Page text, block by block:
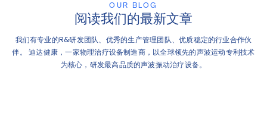
OUR BLOG
阅读我们的最新文章
我们有专业的R&研发团队、优秀的生产管理团队、优质稳定的行业合作伙
伴。 迪达健康，一家物理治疗设备制造商，以全球领先的声波运动专利技术
为核心，研发最高品质的声波振动治疗设备。